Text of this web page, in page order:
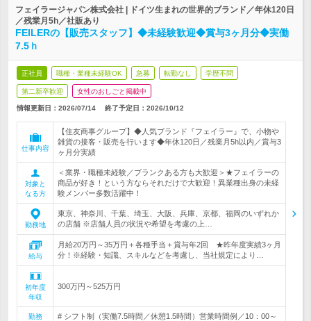
フェイラージャパン株式会社 | ドイツ生まれの世界的ブランド／年休120日
／残業月5h／社販あり
FEILERの【販売スタッフ】◆未経験歓迎◆賞与3ヶ月分◆実働
7.5ｈ
正社員 職種・業種未経験OK 急募 転勤なし 学歴不問
第二新卒歓迎 女性のおしごと掲載中
情報更新日：2026/07/14 終了予定日： 2026/10/12
仕事内容
【住友商事グループ】◆人気ブランド『フェイラー』で、小物や
雑貨の接客・販売を行います◆年休120日／残業月5h以内／賞与3
ヶ月分実績
対象と
なる方
＜業界・職種未経験／ブランクある方も大歓迎＞★フェイラーの
商品が好き！という方ならそれだけで大歓迎！異業種出身の未経
験メンバー多数活躍中！
勤務地
東京、神奈川、千葉、埼玉、大阪、兵庫、京都、福岡のいずれか
の店舗 ※店舗人員の状況や希望を考慮の上…
給与
月給20万円～35万円＋各種手当＋賞与年2回 ★昨年度実績3ヶ月
分！※経験・知識、スキルなどを考慮し、当社規定により…
初年度
年収
300万円～525万円
勤務
# シフト制（実働7.5時間／休憩1.5時間）営業時間例／10：00～